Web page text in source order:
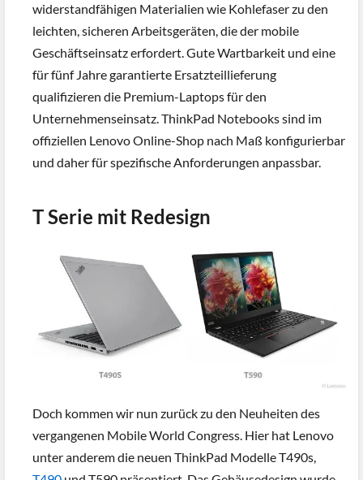
widerstandfähigen Materialien wie Kohlefaser zu den
leichten, sicheren Arbeitsgeräten, die der mobile
Geschäftseinsatz erfordert. Gute Wartbarkeit und eine
für fünf Jahre garantierte Ersatzteillieferung
qualifizieren die Premium-Laptops für den
Unternehmenseinsatz. ThinkPad Notebooks sind im
offiziellen Lenovo Online-Shop nach Maß konfigurierbar
und daher für spezifische Anforderungen anpassbar.
T Serie mit Redesign
Doch kommen wir nun zurück zu den Neuheiten des
vergangenen Mobile World Congress. Hier hat Lenovo
unter anderem die neuen ThinkPad Modelle T490s,